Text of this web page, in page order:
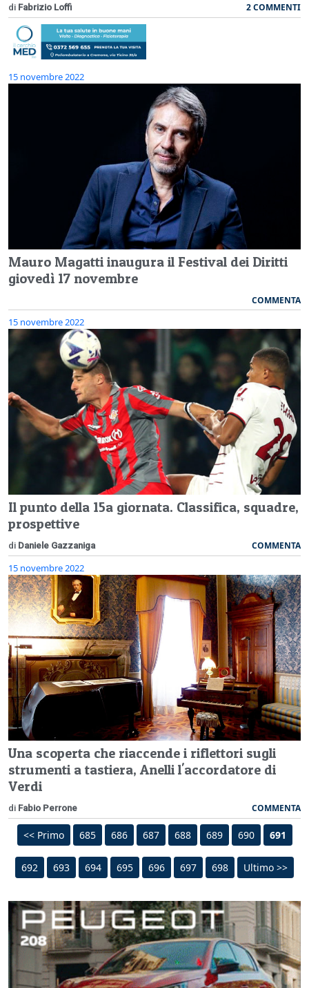
di Fabrizio Loffi 2 COMMENTI
15 novembre 2022
Mauro Magatti inaugura il Festival dei Diritti
giovedì 17 novembre
COMMENTA
15 novembre 2022
Il punto della 15a giornata. Classifica, squadre,
prospettive
di Daniele Gazzaniga COMMENTA
15 novembre 2022
Una scoperta che riaccende i riflettori sugli
strumenti a tastiera, Anelli l'accordatore di
Verdi
di Fabio Perrone COMMENTA
<< Primo 685 686 687 688 689 690 691
692 693 694 695 696 697 698 Ultimo >>